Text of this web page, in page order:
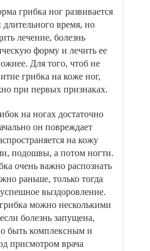
грибка ног развивается
время, но
лечение, болезнь
форму и лечить ее
Для того, чтоб не
грибка на коже ног,
при первых признаках.
на ногах достаточно
он повреждает
на кожу
подошвы, а потом ногти.
очень важно распознать
раньше, только тогда
выздоровление.
можно несколькими
болезнь запущена,
быть комплексным и
присмотром врача